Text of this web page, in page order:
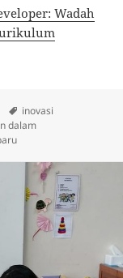
Wadah
Tag
inovasi
dalam